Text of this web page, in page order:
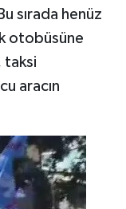
sırada henüz
otobüsüne
taksi
aracın